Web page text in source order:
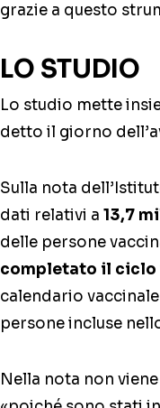
grazie a questo
LO STUDIO
Lo studio mette
detto il giorno
Sulla nota
dati relativi a 13,7
delle persone
completato il ciclo
calendario
persone incluse
Nella nota non